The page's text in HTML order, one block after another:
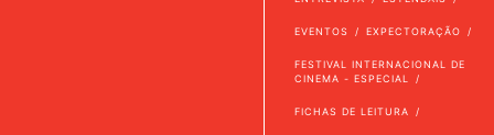
EVENTOS EXPECTORAÇÃO
FESTIVAL INTERNACIONAL DE
CINEMA - ESPECIAL
FICHAS DE LEITURA